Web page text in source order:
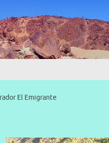
El Emigrante